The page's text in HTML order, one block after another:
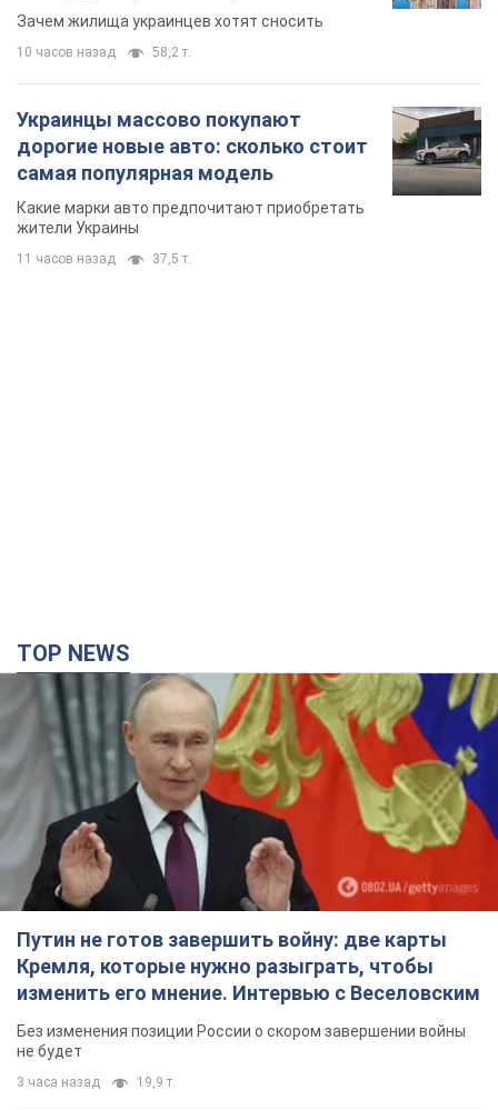
сносе домов
Зачем жилища украинцев хотят сносить
10 часов назад 58,2 т.
Украинцы массово покупают
дорогие новые авто: сколько стоит
самая популярная модель
Какие марки авто предпочитают приобретать
жители Украины
11 часов назад 37,5 т.
TOP NEWS
Путин не готов завершить войну: две карты
Кремля, которые нужно разыграть, чтобы
изменить его мнение. Интервью с Веселовским
Без изменения позиции России о скором завершении войны
не будет
3 часа назад 19,9 т.